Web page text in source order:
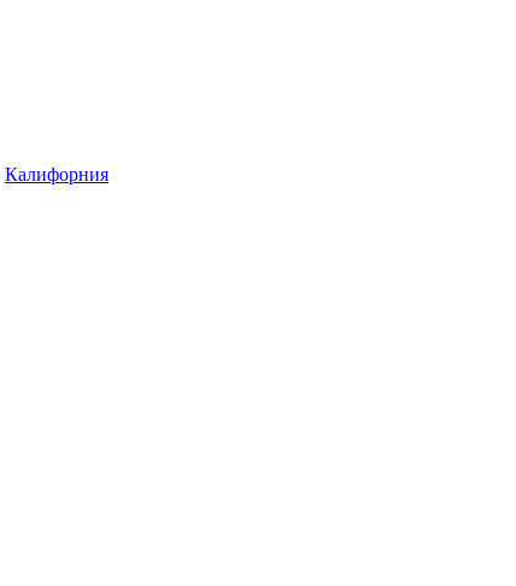
Калифорния